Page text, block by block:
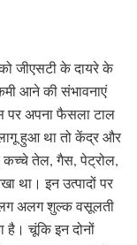
जीएसटी के दायरे के
आने की संभावनाएं
पर अपना फैसला टाल
हुआ था तो केंद्र और
कच्चे तेल, गैस, पेट्रोल,
था। इन उत्पादों पर
अलग शुल्क वसूलती
चूंकि इन दोनों